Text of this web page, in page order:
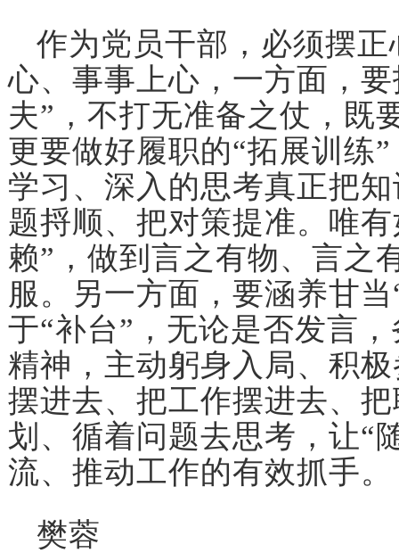
作为党员干部，必须摆
心、事事上心，一方面，
夫”，不打无准备之仗，既
更要做好履职的“拓展训练
学习、深入的思考真正把
题捋顺、把对策提准。唯
赖”，做到言之有物、言之
服。另一方面，要涵养甘
于“补台”，无论是否发言
精神，主动躬身入局、积
摆进去、把工作摆进去、
划、循着问题去思考，让“
流、推动工作的有效抓手。
樊蓉